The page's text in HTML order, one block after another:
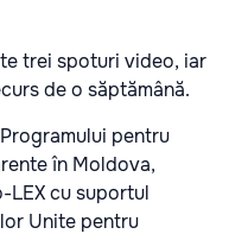
trei spoturi video, iar
de o săptămână.
pentru
în Moldova,
LEX cu suportul
Unite pentru